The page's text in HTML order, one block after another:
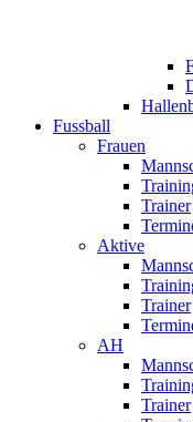
Fussball
Frauen
Trainer
Aktive
Trainer
AH
Trainer